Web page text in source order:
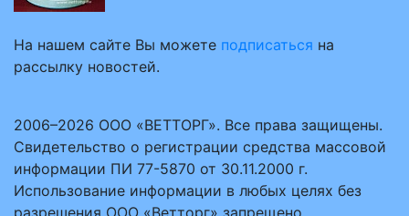
На нашем сайте Вы можете подписаться на
рассылку новостей.
2006–2026 ООО «ВЕТТОРГ». Все права защищены.
Свидетельство о регистрации средства массовой
информации ПИ 77-5870 от 30.11.2000 г.
Использование информации в любых целях без
разрешения ООО «Ветторг» запрещено.